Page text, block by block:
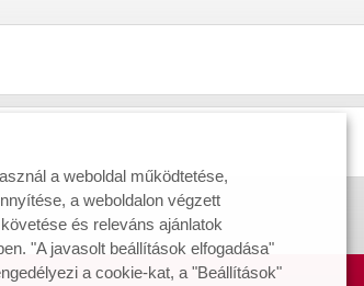
a weboldal működtetése,
a weboldalon végzett
és releváns ajánlatok
"A javasolt beállítások elfogadása"
a cookie-kat, a "Beállítások"